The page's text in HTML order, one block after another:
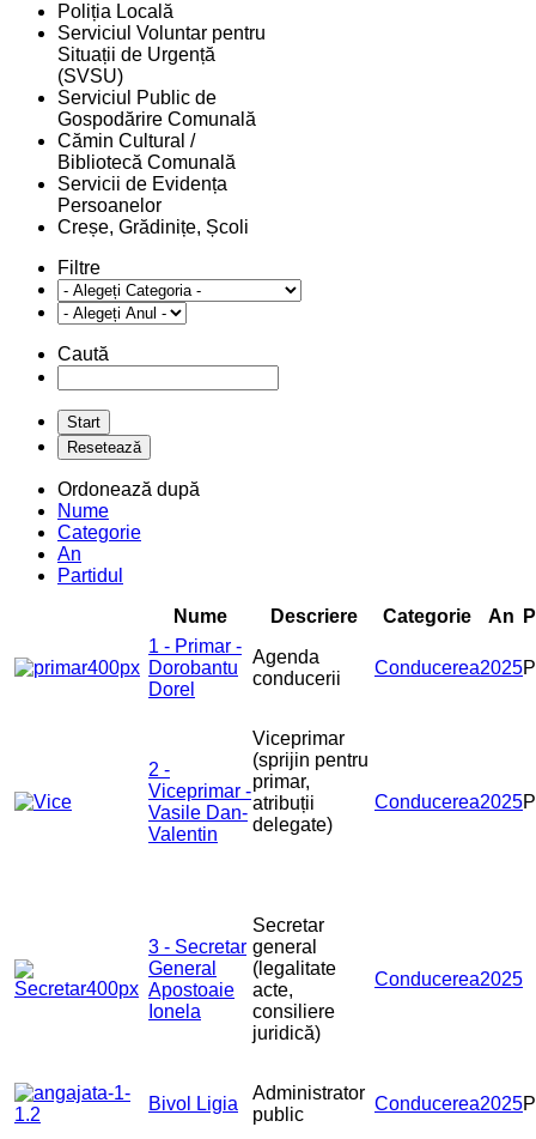
Poliția Locală
Serviciul Voluntar pentru
Situații de Urgență
(SVSU)
Serviciul Public de
Gospodărire Comunală
Cămin Cultural /
Bibliotecă Comunală
Servicii de Evidența
Persoanelor
Creșe, Grădinițe, Școli
Filtre
Caută
Ordonează după
Nume
Categorie
An
Partidul
Nume
Descriere Categorie An
1 - Primar -
Dorobantu
Dorel
Agenda
conducerii
Conducerea2025
2 -
Viceprimar -
Vasile Dan-
Valentin
Viceprimar
(sprijin pentru
primar,
atribuții
delegate)
Conducerea2025
3 - Secretar
General
Apostoaie
Ionela
Secretar
general
(legalitate
acte,
consiliere
juridică)
Conducerea2025
Bivol Ligia
Administrator
public
Conducerea2025